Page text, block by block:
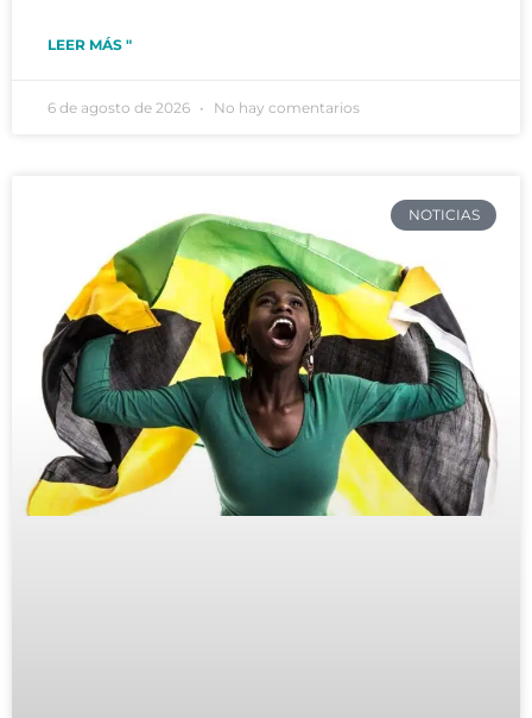
LEER MÁS "
6 de agosto de 2026 No hay comentarios
NOTICIAS